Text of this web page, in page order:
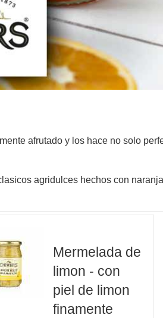
afrutado y los hace no solo
agridulces hechos con
Mermelada de
limon - con
piel de limon
finamente